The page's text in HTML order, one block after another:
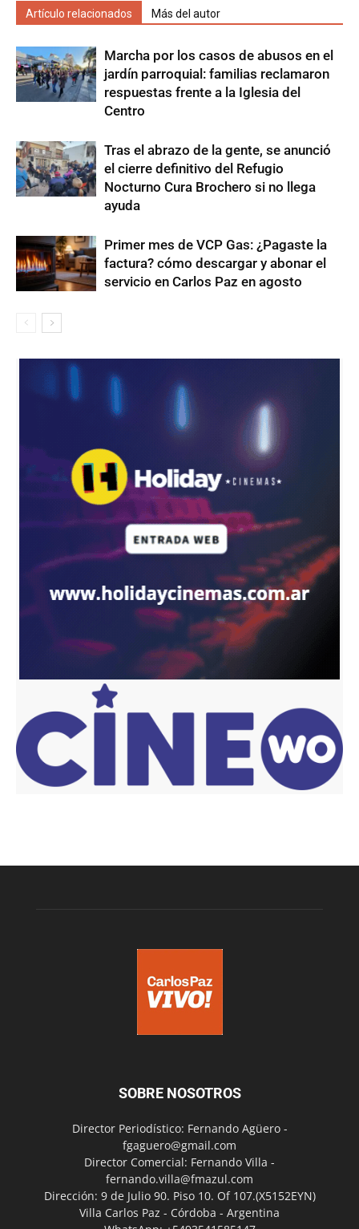
Artículo relacionados Más del autor
Marcha por los casos de abusos en el
jardín parroquial: familias reclamaron
respuestas frente a la Iglesia del
Centro
Tras el abrazo de la gente, se anunció
el cierre definitivo del Refugio
Nocturno Cura Brochero si no llega
ayuda
Primer mes de VCP Gas: ¿Pagaste la
factura? cómo descargar y abonar el
servicio en Carlos Paz en agosto
SOBRE NOSOTROS
Director Periodístico: Fernando Agüero -
fgaguero@gmail.com
Director Comercial: Fernando Villa -
fernando.villa@fmazul.com
Dirección: 9 de Julio 90. Piso 10. Of 107.(X5152EYN)
Villa Carlos Paz - Córdoba - Argentina